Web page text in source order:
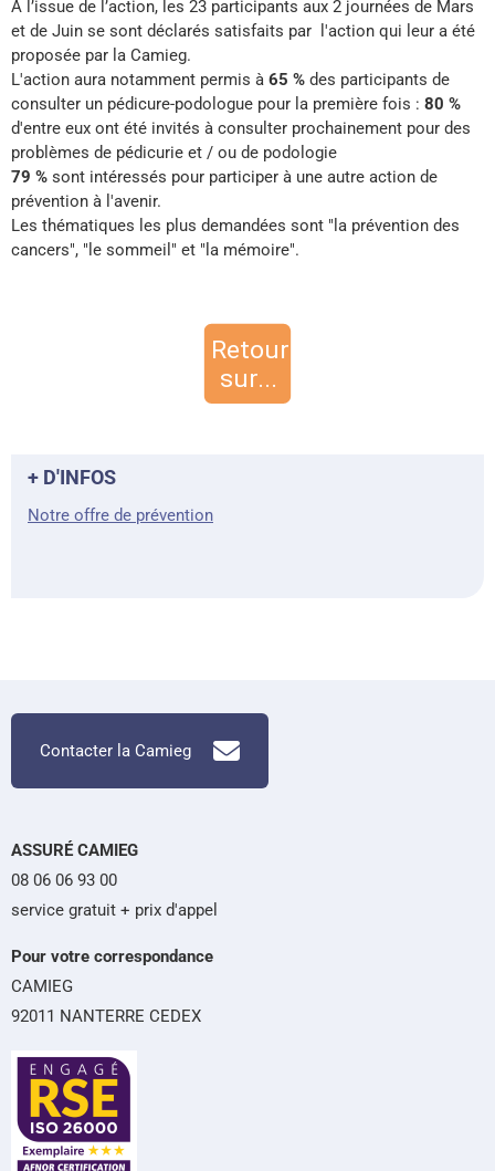
A l’issue de l’action, les 23 participants aux 2 journées de Mars
et de Juin se sont déclarés satisfaits par l'action qui leur a été
proposée par la Camieg.
L'action aura notamment permis à 65 % des participants de
consulter un pédicure-podologue pour la première fois : 80 %
d'entre eux ont été invités à consulter prochainement pour des
problèmes de pédicurie et / ou de podologie
79 % sont intéressés pour participer à une autre action de
prévention à l'avenir.
Les thématiques les plus demandées sont "la prévention des
cancers", "le sommeil" et "la mémoire".
+ D'INFOS
Notre offre de prévention
Contacter la Camieg
ASSURÉ CAMIEG
08 06 06 93 00
service gratuit + prix d'appel
Pour votre correspondance
CAMIEG
92011 NANTERRE CEDEX